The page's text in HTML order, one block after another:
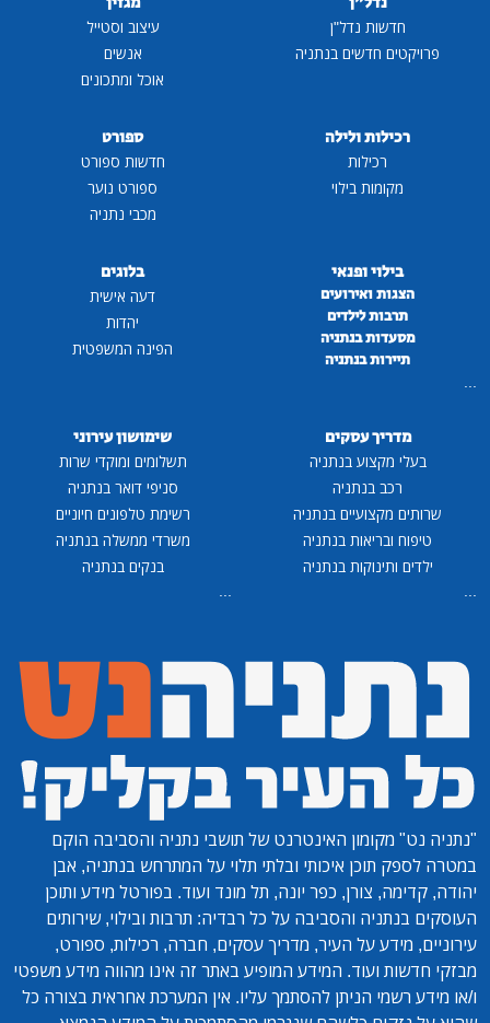
חדשות נדל"ן
פרויקטים חדשים בנתניה
עיצוב וסטייל
אנשים
אוכל ומתכונים
רכילות ולילה
רכילות
מקומות בילוי
ספורט
חדשות ספורט
ספורט נוער
מכבי נתניה
בילוי ופנאי
הצגות ואירועים
תרבות לילדים
מסעדות בנתניה
תיירות בנתניה
...
בלוגים
דעה אישית
יהדות
הפינה המשפטית
מדריך עסקים
בעלי מקצוע בנתניה
רכב בנתניה
שרותים מקצועיים בנתניה
טיפוח ובריאות בנתניה
ילדים ותינוקות בנתניה
...
שימושון עירוני
תשלומים ומוקדי שרות
סניפי דואר בנתניה
רשימת טלפונים חיוניים
משרדי ממשלה בנתניה
בנקים בנתניה
...
"נתניה נט" מקומון האינטרנט של תושבי נתניה והסביבה הוקם
במטרה לספק תוכן איכותי ובלתי תלוי על המתרחש בנתניה, אבן
יהודה, קדימה, צורן, כפר יונה, תל מונד ועוד. בפורטל מידע ותוכן
העוסקים בנתניה והסביבה על כל רבדיה: תרבות ובילוי, שירותים
עירוניים, מידע על העיר, מדריך עסקים, חברה, רכילות, ספורט,
מבזקי חדשות ועוד. המידע המופיע באתר זה אינו מהווה מידע משפטי
ו/או מידע רשמי הניתן להסתמך עליו. אין המערכת אחראית בצורה כל